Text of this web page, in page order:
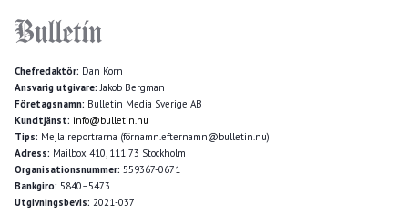
Chefredaktör: Dan Korn
Ansvarig utgivare:Jakob Bergman
Företagsnamn: Bulletin Media Sverige AB
Kundtjänst: info@bulletin.nu
Tips: Mejla reportrarna (förnamn.efternamn@bulletin.nu)
Adress: Mailbox 410, 111 73 Stockholm
Organisationsnummer: 559367-0671
Bankgiro: 5840–5473
Utgivningsbevis: 2021-037